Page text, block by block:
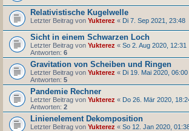
Relativistische Kugelwelle
Letzter Beitrag von Yukterez « Di 7. Sep 2021, 23:48
Sicht in einem Schwarzen Loch
Letzter Beitrag von Yukterez « So 2. Aug 2020, 12:31
Antworten: 6
Gravitation von Scheiben und Ringen
Letzter Beitrag von Yukterez « Di 19. Mai 2020, 06:00
Antworten: 5
Pandemie Rechner
Letzter Beitrag von Yukterez « Do 26. Mär 2020,
Antworten: 2
Linienelement Dekomposition
Letzter Beitrag von Yukterez « So 12. Jan 2020,